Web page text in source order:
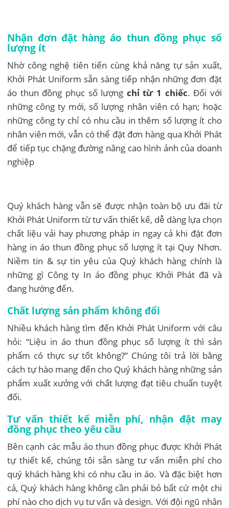
Nhận đơn đặt hàng áo thun đồng phục số
lượng ít
Nhờ công nghệ tiên tiến cùng khả năng tự sản xuất,
Khởi Phát Uniform sẵn sàng tiếp nhận những đơn đặt
áo thun đồng phục số lượng chỉ từ 1 chiếc. Đối với
những công ty mới, số lượng nhân viên có hạn; hoặc
những công ty chỉ có nhu cầu in thêm số lượng ít cho
nhân viên mới, vẫn có thể đặt đơn hàng qua Khởi Phát
để tiếp tục chặng đường nâng cao hình ảnh của doanh
nghiệp
Quý khách hàng vẫn sẽ được nhận toàn bộ ưu đãi từ
Khởi Phát Uniform từ tư vấn thiết kế, dễ dàng lựa chọn
chất liệu vải hay phương pháp in ngay cả khi đặt đơn
hàng in áo thun đồng phục số lượng ít tại Quy Nhơn.
Niềm tin & sự tin yêu của Quý khách hàng chính là
những gì Công ty In áo đồng phục Khởi Phát đã và
đang hướng đến.
Chất lượng sản phẩm không đổi
Nhiều khách hàng tìm đến Khởi Phát Uniform với câu
hỏi: “Liệu in áo thun đồng phục số lượng ít thì sản
phẩm có thực sự tốt không?” Chúng tôi trả lời bằng
cách tự hào mang đến cho Quý khách hàng những sản
phẩm xuất xưởng với chất lượng đạt tiêu chuẩn tuyệt
đối.
Tư vấn thiết kế miễn phí, nhận đặt may
đồng phục theo yêu cầu
Bên cạnh các mẫu áo thun đồng phục được Khởi Phát
tự thiết kế, chúng tôi sẵn sàng tư vấn miễn phí cho
quý khách hàng khi có nhu cầu in áo. Và đặc biệt hơn
cả, Quý khách hàng không cần phải bỏ bất cứ một chi
phí nào cho dịch vụ tư vấn và design. Với đội ngũ nhân